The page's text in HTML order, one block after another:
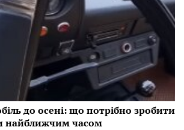
до осені: що потрібно зробити
найближчим часом